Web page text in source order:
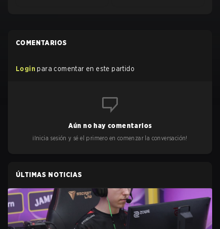
COMENTARIOS
Login para comentar en este partido
Aún no hay comentarios
¡Inicia sesión y sé el primero en comenzar la conversación!
ÚLTIMAS NOTICIAS